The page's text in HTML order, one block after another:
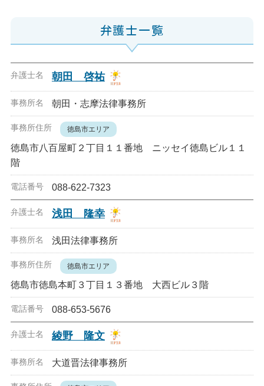
弁護士一覧
朝田 啓祐
朝田・志摩法律事務所
徳島市エリア
徳島市八百屋町２丁目１１番地 ニッセイ徳島ビル１１
階
088-622-7323
浅田 隆幸
浅田法律事務所
徳島市エリア
徳島市徳島本町３丁目１３番地 大西ビル３階
088-653-5676
綾野 隆文
大道晋法律事務所